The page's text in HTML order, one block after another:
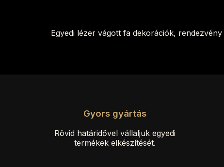
Egyedi lézer vágott fa dekorációk,
Gyors gyártás
Rövid határidővel vállaljuk egyedi
termékek elkészítését.